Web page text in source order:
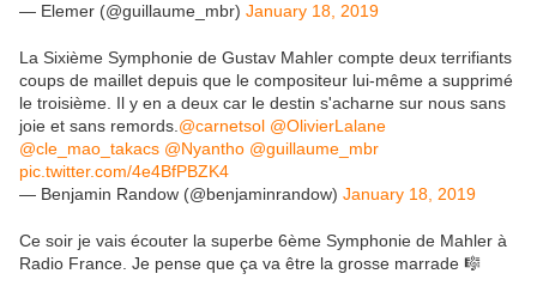
— Elemer (@guillaume_mbr) January 18, 2019
La Sixième Symphonie de Gustav Mahler compte deux terrifiants
coups de maillet depuis que le compositeur lui-même a supprimé
le troisième. Il y en a deux car le destin s'acharne sur nous sans
joie et sans remords. @carnetsol @OlivierLalane
@cle_mao_takacs @Nyantho @guillaume_mbr
pic.twitter.com/4e4BfPBZK4
— Benjamin Randow (@benjaminrandow) January 18, 2019
Ce soir je vais écouter la superbe 6ème Symphonie de Mahler à
Radio France. Je pense que ça va être la grosse marrade 🎼